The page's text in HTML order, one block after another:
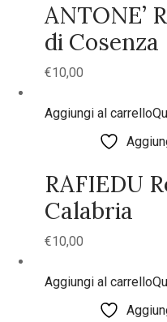
ANTONE’
di Cosenza
€10,00
Aggiungi al carrello
RAFIEDU
Calabria
€10,00
Aggiungi al carrello